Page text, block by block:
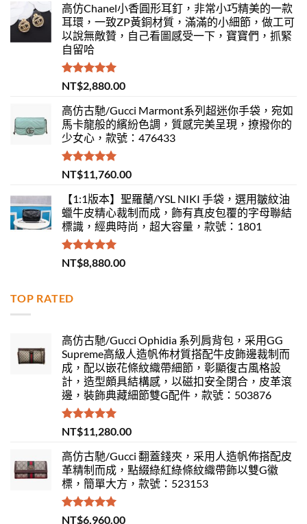
高仿Chanel小香圓形耳釘，非常小巧精美的一款
耳環，一致ZP黃銅材質，滿滿的小細節，做工可
以說無敵贊，自己看圖感受一下，寶寶們，抓緊
自留哈
評分 5.00
滿分 5
NT$2,880.00
高仿古馳/Gucci Marmont系列超迷你手袋，宛如
馬卡龍般的繽紛色調，質感完美呈現，撩撥你的
少女心，款號：476433
評分5.00
滿分 5
NT$11,760.00
【1:1版本】聖羅蘭/YSL NIKI 手袋，選用皺紋油
蠟牛皮精心裁制而成，飾有真皮包覆的字母聯結
標識，經典時尚，超大容量，款號：1801
評分 5.00
滿分 5
NT$8,880.00
TOP RATED
高仿古馳/Gucci Ophidia 系列肩背包，采用GG
Supreme高級人造帆佈材質搭配牛皮飾邊裁制而
成，配以嵌花條紋織帶細節，彰顯復古風格設
計，造型頗具結構感，以磁扣安全閉合，皮革滾
邊，裝飾典藏細節雙G配件，款號：503876
評分5.00
滿分 5
NT$11,280.00
高仿古馳/Gucci 翻蓋錢夾，采用人造帆佈搭配皮
革精制而成，點綴綠紅綠條紋織帶飾以雙G徽
標，簡單大方，款號：523153
評分 5.00
NT$6,960.00